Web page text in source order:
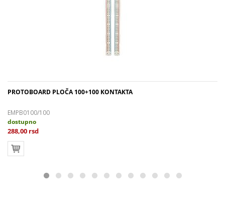
PROTOBOARD PLOČA 100+100 KONTAKTA
EMPB0100/100
dostupno
288,00 rsd